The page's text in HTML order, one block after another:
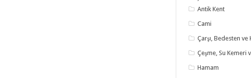
Antik Kent
Cami
Çarşı, Bedesten ve
Çeşme, Su Kemeri
Hamam